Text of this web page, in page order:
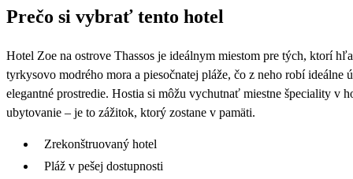
Prečo si vybrať tento hotel
Hotel Zoe na ostrove Thassos je ideálnym miestom pre tých, ktorí
tyrkysovo modrého mora a piesočnatej pláže, čo z neho robí
elegantné prostredie. Hostia si môžu vychutnať miestne špeciality
ubytovanie – je to zážitok, ktorý zostane v pamäti.
Zrekonštruovaný hotel
Pláž v pešej dostupnosti